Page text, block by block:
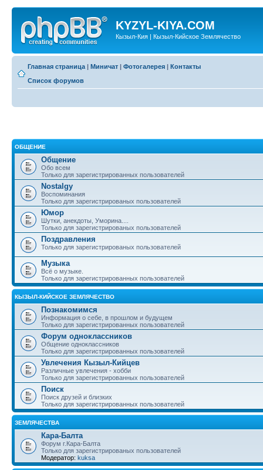
KYZYL-KIYA.COM
Кызыл-Кия | Кызыл-Кийское Землячество
Главная страница | Миничат | Фотогалерея | Контакты
Список форумов
ОБЩЕНИЕ
Общение
Обо всем
Только для зарегистрированных пользователей
Nostalgy
Воспоминания
Только для зарегистрированых пользователей
Юмор
Шутки, анекдоты, Уморина....
Только для зарегистрированых пользователей
Поздравления
Только для зарегистрированых пользователей
Музыка
Всё о музыке.
Только для зарегистрированных пользователей
КЫЗЫЛ-КИЙСКОЕ ЗЕМЛЯЧЕСТВО
Познакомимся
Информация о себе, в прошлом и будущем
Только для зарегистрированных пользователей
Форум одноклассников
Общение одноклассников
Только для зарегистрированных пользователей
Увлечения Кызыл-Кийцев
Различные увлечения - хобби
Только для зарегистрированных пользователей
Поиск
Поиск друзей и близких
Только для зарегистрированных пользователей
ЗЕМЛЯЧЕСТВА
Кара-Балта
Форум г.Кара-Балта
Только для зарегистрированых пользователей
Модератор: kuksa